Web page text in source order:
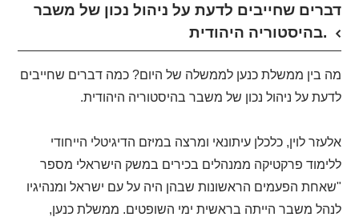
דברים שחייבים לדעת על ניהול נכון של משבר
בהיסטוריה היהודית.
מה בין ממשלת כנען לממשלה של היום? כמה דברים שחייבים
לדעת על ניהול נכון של משבר בהיסטוריה היהודית.
אלעזר לוין, כלכלן עיתונאי ומרצה במיזם הדיגיטלי הייחודי
ללימוד פרקטיקה ממנהלים בכירים במשק הישראלי מספר
"שאחת הפעמים הראשונות שבהן היה על עם ישראל ומנהיגיו
לנהל משבר הייתה בראשית ימי השופטים. ממשלת כנען,